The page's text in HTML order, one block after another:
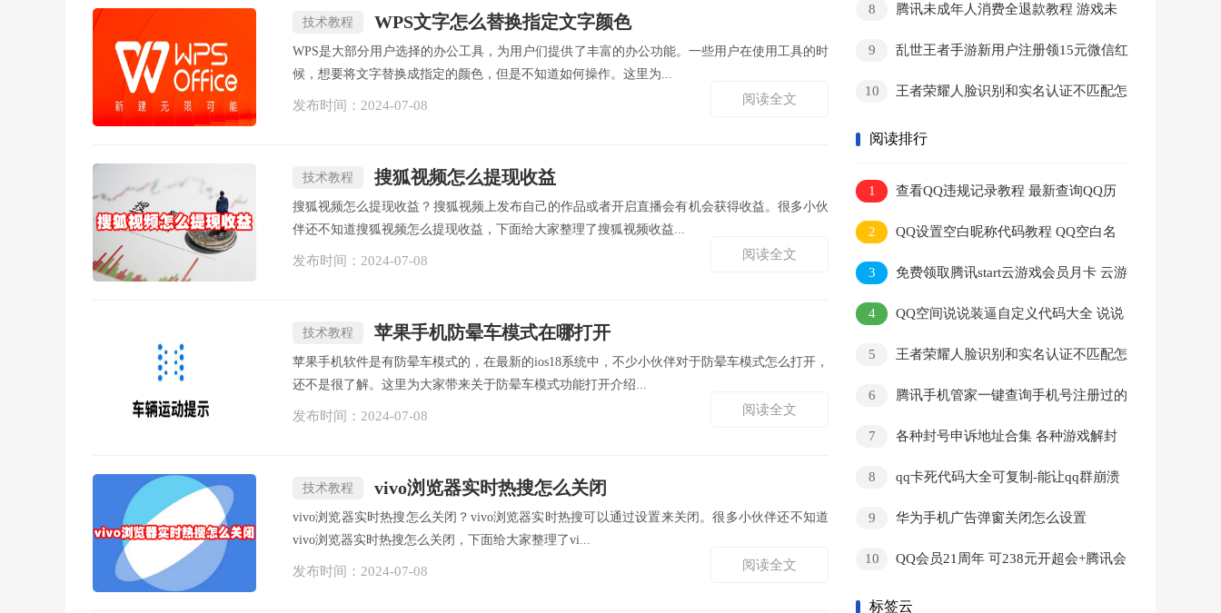
技术教程 WPS文字怎么替换指定文字颜色
WPS是大部分用户选择的办公工具，为用户们提供了丰富的办公功能。一些用户在使用工具的时
候，想要将文字替换成指定的颜色，但是不知道如何操作。这里为...
发布时间： 2024-07-08 阅读全文
技术教程 搜狐视频怎么提现收益
搜狐视频怎么提现收益？搜狐视频上发布自己的作品或者开启直播会有机会获得收益。很多小伙
伴还不知道搜狐视频怎么提现收益，下面给大家整理了搜狐视频收益...
发布时间： 2024-07-08 阅读全文
技术教程 苹果手机防晕车模式在哪打开
苹果手机软件是有防晕车模式的，在最新的ios18系统中，不少小伙伴对于防晕车模式怎么打开，
还不是很了解。这里为大家带来关于防晕车模式功能打开介绍...
发布时间： 2024-07-08 阅读全文
技术教程 vivo浏览器实时热搜怎么关闭
vivo浏览器实时热搜怎么关闭？vivo浏览器实时热搜可以通过设置来关闭。很多小伙伴还不知道
vivo浏览器实时热搜怎么关闭，下面给大家整理了vi...
发布时间： 2024-07-08 阅读全文
8
腾讯未成年人消费全退款教程 游戏未
9
乱世王者手游新用户注册领15元微信红
10
王者荣耀人脸识别和实名认证不匹配怎
阅读排行
1
查看QQ违规记录教程 最新查询QQ历
史违规记录
2
QQ设置空白昵称代码教程 QQ空白名
字代码
3
免费领取腾讯start云游戏会员月卡 云游
戏免费体验
4
QQ空间说说装逼自定义代码大全 说说
5
王者荣耀人脸识别和实名认证不匹配怎
6
腾讯手机管家一键查询手机号注册过的
7
各种封号申诉地址合集 各种游戏解封
8
qq卡死代码大全可复制-能让qq群崩溃
9
华为手机广告弹窗关闭怎么设置
10
QQ会员21周年 可238元开超会+腾讯会
标签云